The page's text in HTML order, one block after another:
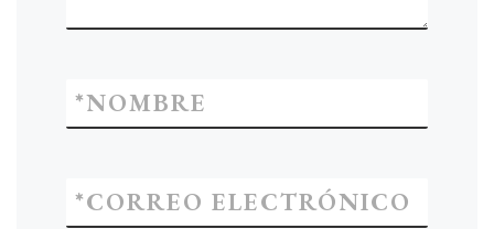
NOMBRE
*
CORREO ELECTRÓNICO
*